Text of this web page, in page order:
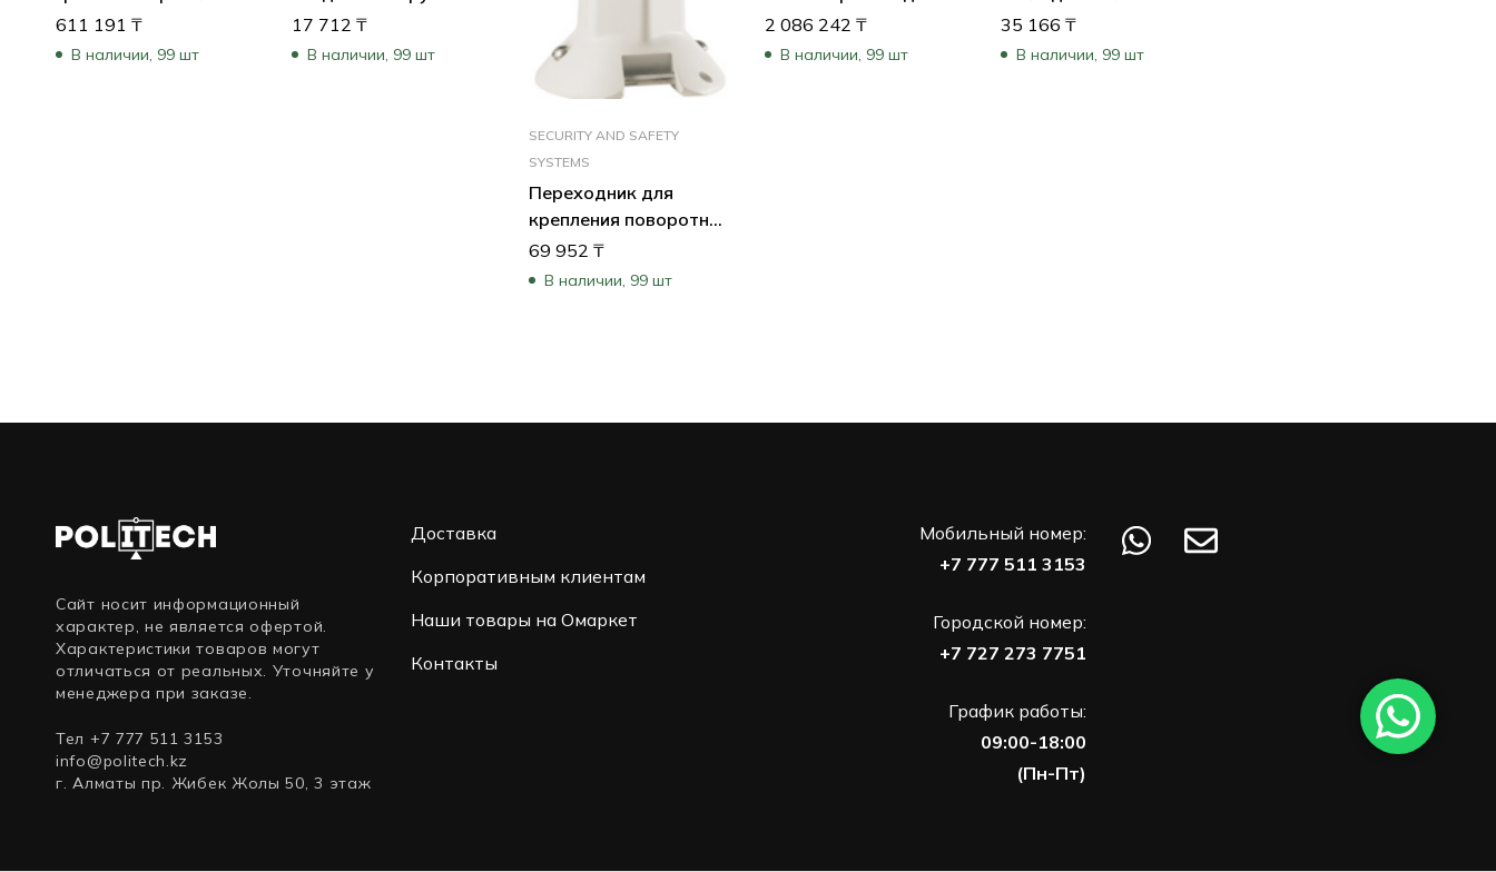
15W, SIP, длинный
611 191 ₸
В наличии, 99 шт
подвесного монтажа
17 712₸
В наличии, 99 шт
SECURITY AND SAFETY
SYSTEMS
Переходник для
крепления поворотной
камеры G4 (“яйца”) на
трубу, цвет белый
69 952 ₸
В наличии, 99 шт
HD декодер Videojet
7000, H.265
2 086 242 ₸
В наличии, 99 шт
протокол для IP-
камер
35 166₸
В наличии, 99 шт
Сайт носит информационный
характер, не является офертой.
Характеристики товаров могут
отличаться от реальных. Уточняйте у
менеджера при заказе.
Тел +7 777 511 3153
info@politech.kz
г. Алматы пр. Жибек Жолы 50, 3 этаж
Доставка
Корпоративным клиентам
Наши товары на Омаркет
Контакты
Мобильный номер:
+7 777 511 3153
Городской номер:
+7 727 273 7751
График работы:
09:00-18:00
(Пн-Пт)